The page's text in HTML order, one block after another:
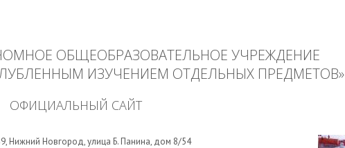
ОБЩЕОБРАЗОВАТЕЛЬНОЕ УЧРЕЖДЕНИЕ
ИЗУЧЕНИЕМ ОТДЕЛЬНЫХ ПРЕДМЕТОВ»
ОФИЦИАЛЬНЫЙ САЙТ
Нижний Новгород, улица Б. Панина, дом 8/54